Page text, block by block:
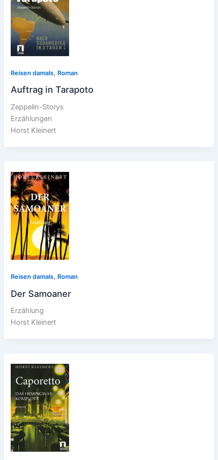
Reisen damals, Roman
Auftrag in Tarapoto
Zeppelin-Storys
Erzählungen
Horst Kleinert
Reisen damals, Roman
Der Samoaner
Erzählung
Horst Kleinert